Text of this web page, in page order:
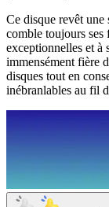
Ce disque revêt
comble toujours ses
exceptionnelles et à
immensément fière
disques tout en
inébranlables au fil